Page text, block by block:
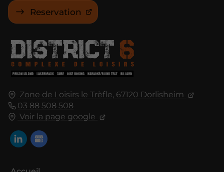
Zone de Loisirs le Trèfle, 67120 Dorlisheim
03 88 508 508
Voir la page google
Reservation